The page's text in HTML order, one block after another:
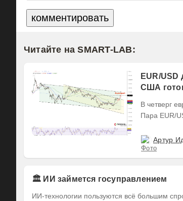
Читайте на SMART-LAB:
EUR/USD
США
В четверг
Пара EUR/
Артур
🏛️ ИИ займется госуправлением
ИИ-технологии пользуются всё большим